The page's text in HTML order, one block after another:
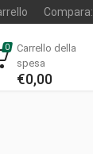
Compara:
0
Carrello della
spesa
€0,00